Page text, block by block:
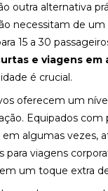
outra alternativa
necessitam de
15 a 30
e viagens em
é crucial.
oferecem um
Equipados com
algumas vezes,
para viagens
um toque extra